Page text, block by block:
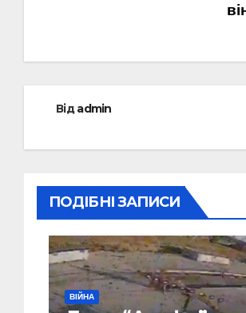
Відadmin
ПОДІБНІ ЗАПИСИ
ВІЙНА